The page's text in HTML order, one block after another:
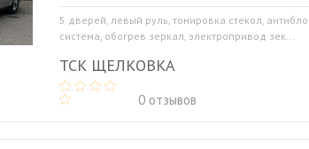
5 дверей, левый руль, тонировка стекол,
система, обогрев зеркал, электропривод зек...
ТСК ЩЕЛКОВКА
0 отзывов